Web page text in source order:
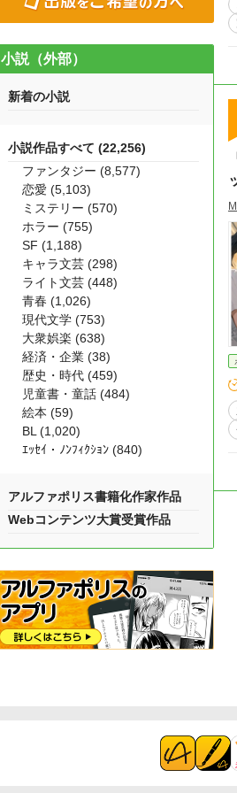
小説（外部）
新着の小説
小説作品すべて (22,256)
ファンタジー (8,577)
恋愛 (5,103)
ミステリー (570)
ホラー (755)
SF (1,188)
キャラ文芸 (298)
ライト文芸 (448)
青春 (1,026)
現代文学 (753)
大衆娯楽 (638)
経済・企業 (38)
歴史・時代 (459)
児童書・童話 (484)
絵本 (59)
BL (1,020)
ｴｯｾｲ・ﾉﾝﾌｨｸｼｮﾝ (840)
アルファポリス書籍化作家作品
Webコンテンツ大賞受賞作品